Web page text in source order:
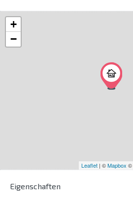
+
−
Leaflet | ©Mapbox ©
Eigenschaften